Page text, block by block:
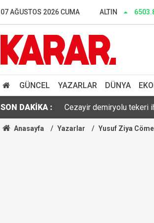
07 AĞUSTOS 2026 CUMA ALTIN
GÜNCEL YAZARLAR DÜNYA
SON DAKİKA :
Dalgıçlar bile işin
Tahliye edilen
Cezayir demiryolu tekeri
Günaydın YENİ Parti
Çerçeve yasa sonrası
Anasayfa Yazarlar Yusuf Ziya